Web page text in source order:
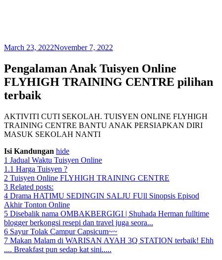
March 23, 2022November 7, 2022
Pengalaman Anak Tuisyen Online
FLYHIGH TRAINING CENTRE pilihan
terbaik
AKTIVITI CUTI SEKOLAH. TUISYEN ONLINE FLYHIGH
TRAINING CENTRE BANTU ANAK PERSIAPKAN DIRI
MASUK SEKOLAH NANTI
Isi Kandungan hide
1 Jadual Waktu Tuisyen Online
1.1 Harga Tuisyen ?
2 Tuisyen Online FLYHIGH TRAINING CENTRE
3 Related posts:
4 Drama HATIMU SEDINGIN SALJU FUll Sinopsis Episod
Akhir Tonton Online
5 Disebalik nama OMBAKBERGIGI | Shuhada Herman fulltime
blogger berkongsi resepi dan travel juga seora...
6 Sayur Tolak Campur Capsicum~~
7 Makan Malam di WARISAN AYAH 3Q STATION terbaik! Ehh
.... Breakfast pun sedap kat sini.....